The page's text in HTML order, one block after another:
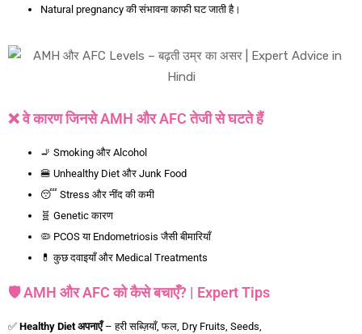
Natural pregnancy की संभावना काफी घट जाती है।
❌ वे कारण जिनसे AMH और AFC तेजी से घटते हैं
🚬 Smoking और Alcohol
🍔 Unhealthy Diet और Junk Food
😴 Stress और नींद की कमी
🧬 Genetic कारण
🦠 PCOS या Endometriosis जैसी बीमारियाँ
💊 कुछ दवाइयाँ और Medical Treatments
🛡️ AMH और AFC को कैसे बचाएँ? | Expert Tips
✅ Healthy Dietअपनाएँ– हरी सब्ज़ियाँ, फल, Dry Fruits, Seeds,